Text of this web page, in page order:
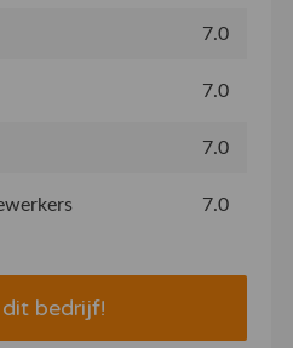
7.0
7.0
7.0
7.0
bedrijf!